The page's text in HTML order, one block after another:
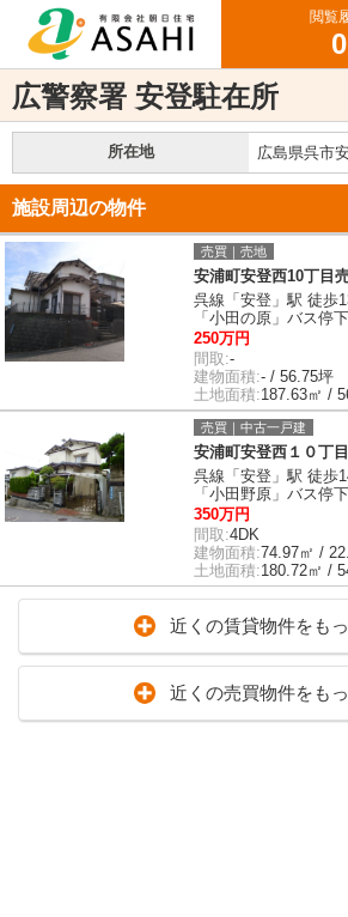
閲覧
0
広警察署 安登駐在所
所在地 広島県呉市
施設周辺の物件
売買｜売地
安浦町安登西10丁目
呉線「安登」駅 徒歩
「小田の原」バス停
250万円
間取:-
建物面積:- / 56.75坪
土地面積:187.63㎡ /
売買｜中古一戸建
安浦町安登西１０丁
呉線「安登」駅 徒歩
「小田野原」バス停
350万円
間取:4DK
建物面積:74.97㎡ /
土地面積:180.72㎡ /
近くの賃貸物件をも
近くの売買物件をも